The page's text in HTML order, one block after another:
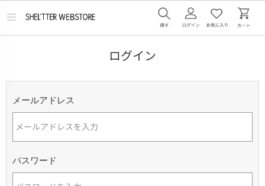
メ
ログイン
メールアドレス
パスワード